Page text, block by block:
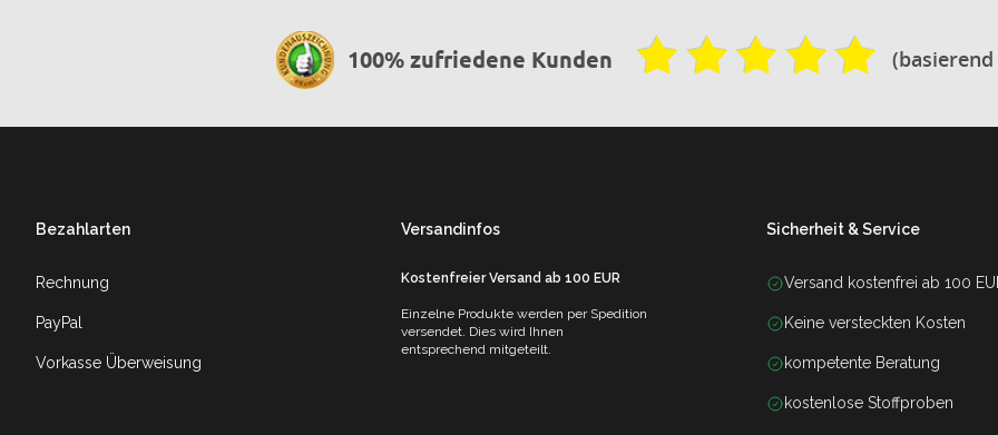
100% zufriedene Kunden
Bezahlarten
Rechnung
PayPal
Vorkasse Überweisung
Versandinfos
Kostenfreier Versand ab 100 EUR
Einzelne Produkte werden per Spedition
versendet. Dies wird Ihnen
entsprechend mitgeteilt.
Sicherheit & Service
Versand kostenfrei ab 100
Keine versteckten Kosten
kompetente Beratung
kostenlose Stoffproben